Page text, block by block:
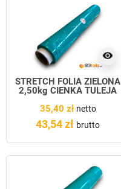
visibility
STRETCH FOLIA ZIELONA
2,50kg CIENKA TULEJA
35,40 złnetto
43,54 zł brutto